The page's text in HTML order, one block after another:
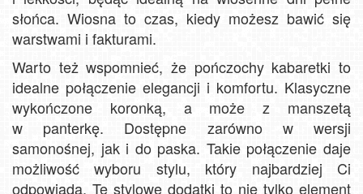
słońca. Wiosna to czas, kiedy możesz bawić się
warstwami i fakturami.
Warto też wspomnieć, że pończochy kabaretki to
idealne połączenie elegancji i komfortu. Klasyczne
wykończone koronką, a może z manszetą
w panterkę. Dostępne zarówno w wersji
samonośnej, jak i do paska. Takie połączenie daje
możliwość wyboru stylu, który najbardziej Ci
odpowiada. Te stylowe dodatki to nie tylko element